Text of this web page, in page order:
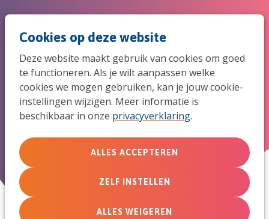
Cookies op deze website
Deze website maakt gebruik van cookies om goed
te functioneren. Als je wilt aanpassen welke
cookies we mogen gebruiken, kan je jouw cookie-
instellingen wijzigen. Meer informatie is
beschikbaar in onze privacyverklaring.
ALLES ACCEPTEREN
ZELF INSTELLEN
ALLES WEIGEREN
naar
de
Waarheid, fouten en
genadevolle mentoren